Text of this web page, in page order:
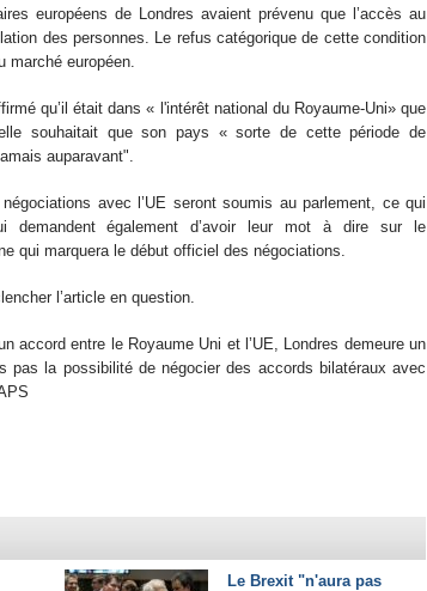
européens de Londres avaient prévenu que l’accès au
des personnes. Le refus catégorique de cette condition
marché européen.
qu’il était dans « l'intérêt national du Royaume-Uni» que
souhaitait que son pays « sorte de cette période de
auparavant".
avec l’UE seront soumis au parlement, ce qui
demandent également d’avoir leur mot à dire sur le
qui marquera le début officiel des négociations.
l’article en question.
accord entre le Royaume Uni et l’UE, Londres demeure un
pas la possibilité de négocier des accords bilatéraux avec
Le Brexit "n'aura pas